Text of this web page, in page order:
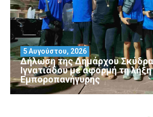
Δήλωση της Δημάρχου
Ιγνατιάδου με αφορμή τη
Εμποροπανήγυρης
5 Αυγούστου, 2026